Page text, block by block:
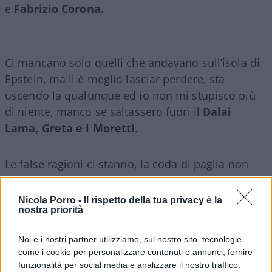
Nicola Porro -
Il rispetto della tua privacy è la
nostra priorità
Noi e i nostri partner utilizziamo, sul nostro sito, tecnologie
come i cookie per personalizzare contenuti e annunci, fornire
funzionalità per social media e analizzare il nostro traffico.
e Fabrizio Corona.
Ci mancano solo quelli che andavano sull’isola di
Epstein, ma lì è meglio lasciar perdere, sta
uscendo la qualunque ed io non mi stupisco più
di niente, manco se saltassero fuori il Dalai
Lama, Greta e i Morettì.
Le false ragioni ci stanno, la coda di paglia non
manca, ma che senso ha condurre una campagna
propagandistica in questo modo, questo lo
capiscono solo Gratteri, Travaglio e i loro cari.
cadaveri ora lugubri, Gelli, Riina, ora nobili, da
Falcone a Tortora, che andrebbero